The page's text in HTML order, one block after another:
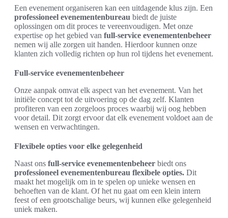
Een evenement organiseren kan een uitdagende klus zijn. Een
professioneel evenementenbureau biedt de juiste
oplossingen om dit proces te vereenvoudigen. Met onze
expertise op het gebied van full-service evenementenbeheer
nemen wij alle zorgen uit handen. Hierdoor kunnen onze
klanten zich volledig richten op hun rol tijdens het evenement.
Full-service evenementenbeheer
Onze aanpak omvat elk aspect van het evenement. Van het
initiële concept tot de uitvoering op de dag zelf. Klanten
profiteren van een zorgeloos proces waarbij wij oog hebben
voor detail. Dit zorgt ervoor dat elk evenement voldoet aan de
wensen en verwachtingen.
Flexibele opties voor elke gelegenheid
Naast ons full-service evenementenbeheer biedt ons
professioneel evenementenbureau flexibele opties. Dit
maakt het mogelijk om in te spelen op unieke wensen en
behoeften van de klant. Of het nu gaat om een klein intern
feest of een grootschalige beurs, wij kunnen elke gelegenheid
uniek maken.